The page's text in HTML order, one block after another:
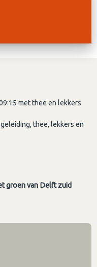
met thee en lekkers
thee, lekkers en
groen van Delft zuid